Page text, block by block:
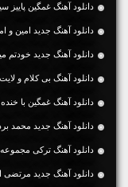
دانلود آهنگ غمگین پاییز
دانلود آهنگ جديد امین و
دانلود آهنگ جديد خودتم
دانلود آهنگ بی کلام و لایت Retinal Pathology اثری از Enviado Vida
دانلود آهنگ غمگین با
دانلود آهنگ جديد محمد
دانلود آهنگ ترکی
دانلود آهنگ جديد